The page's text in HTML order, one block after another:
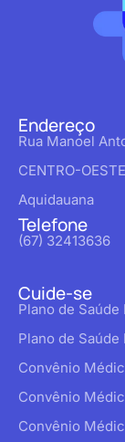
Endereço
Rua Manoel
CENTRO-OESTE
Aquidauana
Telefone
(67) 32413636
Cuide-se
Plano de Saúde
Plano de Saúde
Convênio
Convênio
Convênio